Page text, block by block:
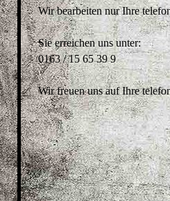
Wir bearbeiten nur Ihre
Sie erreichen uns unter:
0163 / 15 65 39 9
Wir freuen uns auf Ihre